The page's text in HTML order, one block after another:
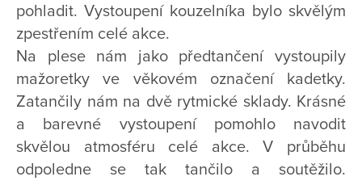
pohladit. Vystoupení kouzelníka bylo skvělým
zpestřením celé akce.
Na plese nám jako předtančení vystoupily
mažoretky ve věkovém označení kadetky.
Zatančily nám na dvě rytmické sklady. Krásné
a barevné vystoupení pomohlo navodit
skvělou atmosféru celé akce. V průběhu
odpoledne se tak tančilo a soutěžilo.